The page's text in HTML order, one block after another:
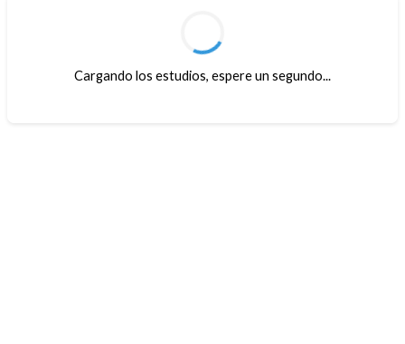
Cargando los estudios, espere un segundo...